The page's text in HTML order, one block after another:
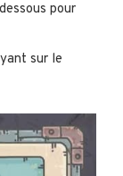
pour
sur le